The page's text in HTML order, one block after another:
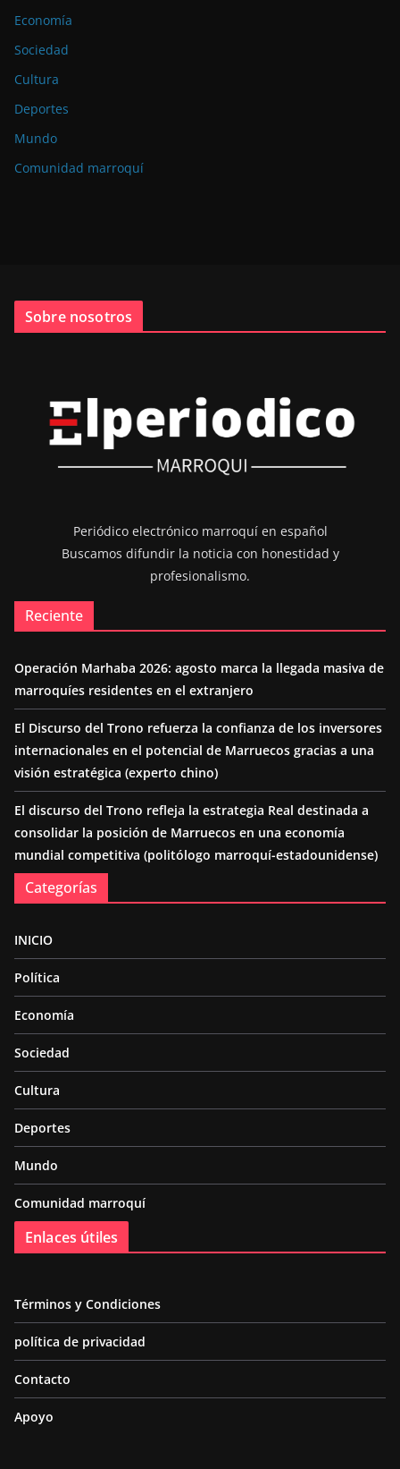
Economía
Sociedad
Cultura
Deportes
Mundo
Comunidad marroquí
Sobre nosotros
Periódico electrónico marroquí en español
Buscamos difundir la noticia con honestidad y
profesionalismo.
Reciente
Operación Marhaba 2026: agosto marca la llegada masiva de
marroquíes residentes en el extranjero
El Discurso del Trono refuerza la confianza de los inversores
internacionales en el potencial de Marruecos gracias a una
visión estratégica (experto chino)
El discurso del Trono refleja la estrategia Real destinada a
consolidar la posición de Marruecos en una economía
mundial competitiva (politólogo marroquí-estadounidense)
Categorías
INICIO
Política
Economía
Sociedad
Cultura
Deportes
Mundo
Comunidad marroquí
Enlaces útiles
Términos y Condiciones
política de privacidad
Contacto
Apoyo